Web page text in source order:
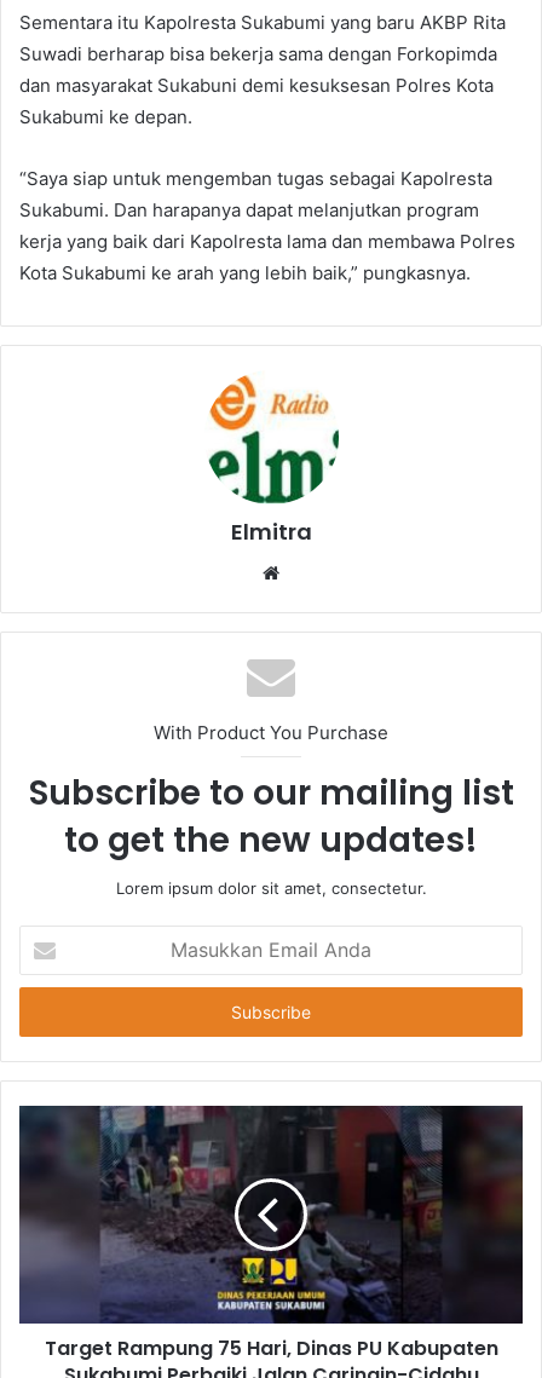
Sementara itu Kapolresta Sukabumi yang baru AKBP Rita
Suwadi berharap bisa bekerja sama dengan Forkopimda
dan masyarakat Sukabuni demi kesuksesan Polres Kota
Sukabumi ke depan.
“Saya siap untuk mengemban tugas sebagai Kapolresta
Sukabumi. Dan harapanya dapat melanjutkan program
kerja yang baik dari Kapolresta lama dan membawa Polres
Kota Sukabumi ke arah yang lebih baik,” pungkasnya.
Elmitra
Website
With Product You Purchase
Subscribe to our mailing list
to get the new updates!
Lorem ipsum dolor sit amet, consectetur.
Email
Anda
Target Rampung 75 Hari, Dinas PU Kabupaten